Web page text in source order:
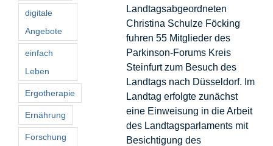
Landtagsabgeordneten
Christina Schulze Föcking
fuhren 55 Mitglieder des
Parkinson-Forums Kreis
Steinfurt zum Besuch des
Landtags nach Düsseldorf. Im
Landtag erfolgte zunächst
eine Einweisung in die Arbeit
des Landtagsparlaments mit
Besichtigung des
digitale
Angebote
einfach
Leben
Ergotherapie
Ernährung
Forschung